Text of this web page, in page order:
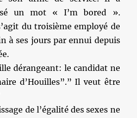
un mot « I’m bored ».
du troisième employé de
à ses jours par ennui depuis
dérangeant: le candidat ne
d’Houilles”.” Il veut être
de l’égalité des sexes ne